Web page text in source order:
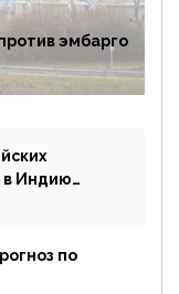
эмбарго
в Индию
по